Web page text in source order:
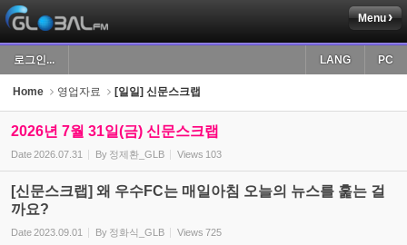
Menu
로그인... PC
LANG
Home 영업자료 [일일] 신문스크랩
2026년 7월 31일(금) 신문스크랩
Date2026.07.31 By 정제환_GLB Views 103
[신문스크랩] 왜 우수FC는 매일아침 오늘의 뉴스를 훑는 걸
까요?
Date2023.09.01 By 정화식_GLB Views 725
Sketchbook5, 스케치북5
Sketchbook5, 스케치북5